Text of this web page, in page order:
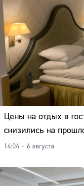
Цены на отдых в
снизились на
14:04 – 6 августа